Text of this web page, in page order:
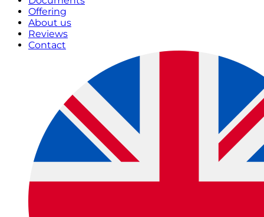
Offering
About us
Reviews
Contact